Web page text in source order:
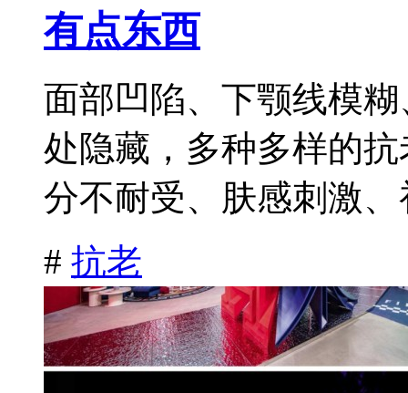
有点东西
面部凹陷、下颚线模
处隐藏，多种多样的
分不耐受、肤感刺激、
# 抗老